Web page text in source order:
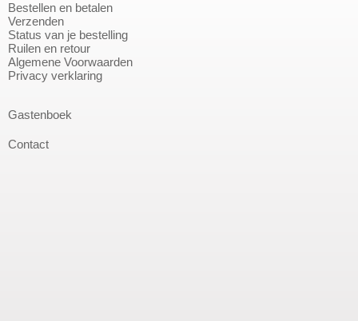
Bestellen en betalen
Verzenden
Status van je bestelling
Ruilen en retour
Algemene Voorwaarden
Privacy verklaring
Gastenboek
Contact